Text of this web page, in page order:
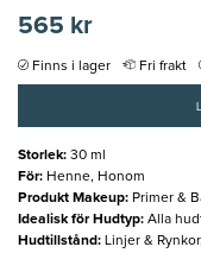
565 kr
Finns i lager Fri frakt
Storlek: 30 ml
För: Henne, Honom
Produkt Makeup: Primer &
Idealisk för Hudtyp: Alla
Hudtillstånd: Linjer &